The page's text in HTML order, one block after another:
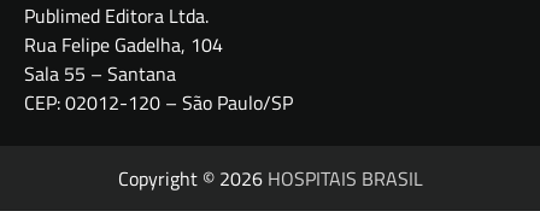
Publimed Editora Ltda.
Rua Felipe Gadelha, 104
Sala 55 – Santana
CEP: 02012-120 – São Paulo/SP
Copyright © 2026 HOSPITAIS BRASIL